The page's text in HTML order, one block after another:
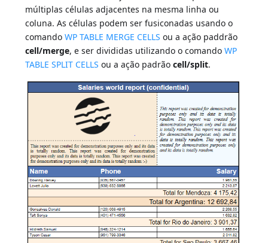
múltiplas células adjacentes na mesma linha ou
coluna. As células podem ser fusiconadas usando o
comandoWP TABLE MERGE CELLS ou a ação paddrão
cell/merge, e ser divididas utilizando o comandoWP
TABLE SPLIT CELLS ou a ação padrãocell/split.